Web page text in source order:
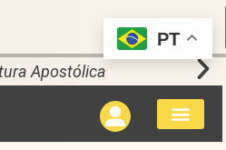
Apostólica
PT